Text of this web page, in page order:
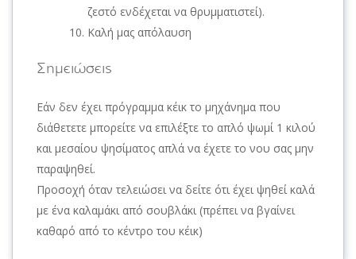
ζεστό ενδέχεται να θρυμματιστεί).
Καλή μας απόλαυση
Σημειώσεις
Εάν δεν έχει πρόγραμμα κέικ το μηχάνημα που
διάθετετε μπορείτε να επιλέξτε το απλό ψωμί 1 κιλού
και μεσαίου ψησίματος απλά να έχετε το νου σας μην
παραψηθεί.
Προσοχή όταν τελειώσει να δείτε ότι έχει ψηθεί καλά
με ένα καλαμάκι από σουβλάκι (πρέπει να βγαίνει
καθαρό από το κέντρο του κέικ)